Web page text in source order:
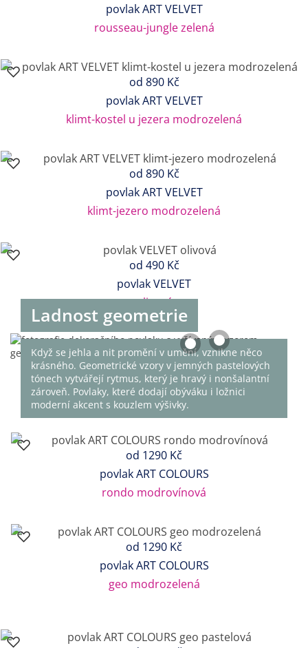
povlak ART VELVET
rousseau-jungle zelená
od 890 Kč
povlak ART VELVET
klimt-kostel u jezera modrozelená
od 890 Kč
povlak ART VELVET
klimt-jezero modrozelená
od 490 Kč
povlak VELVET
olivová
od 1290 Kč
povlak ART COLOURS
rondo modrovínová
od 1290 Kč
povlak ART COLOURS
geo modrozelená
Ladnost geometrie
Když se jehla a nit promění v umění, vznikne něco
krásného. Geometrické vzory v jemných pastelových
tónech vytvářejí rytmus, který je hravý i nonšalantní
zároveň. Povlaky, které dodají obýváku i ložnici
moderní akcent s kouzlem výšivky.